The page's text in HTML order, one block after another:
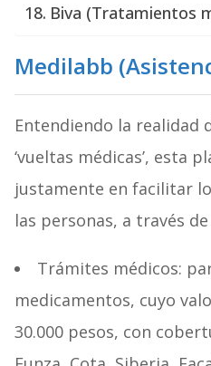
Biva (Tratamientos
Medilabb
Entendiendo la realidad
‘vueltas médicas’, esta
justamente en facilitar
las personas, a través
Trámites médicos:
medicamentos, cuyo
30.000 pesos, con